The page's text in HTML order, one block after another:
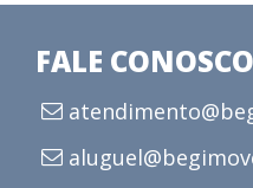
FALE CONOSCO